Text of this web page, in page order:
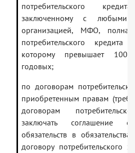
потребительского
заключенному с любыми
организацией, МФО, полная
потребительского кредита
которому превышает 100
годовых;
по договорам
приобретенным правам
договорам
заключать соглашение
обязательств в
договору потребительского